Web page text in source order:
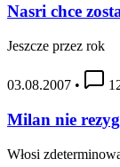
Nasri chce
Jeszcze przez rok
03.08.2007 •
Milan nie
Włosi